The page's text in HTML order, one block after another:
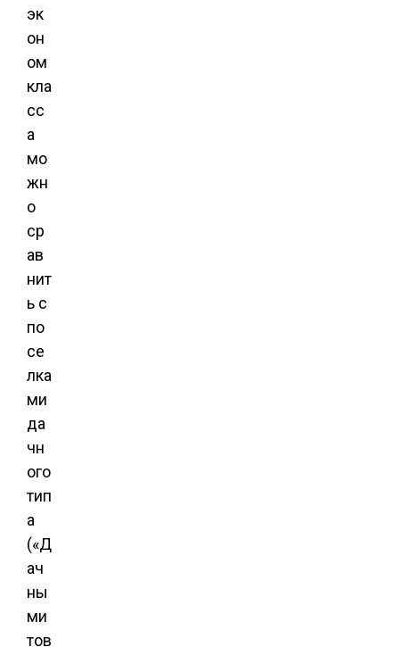
эк
он
ом
кла
сс
а
мо
жн
о
ср
ав
нит
ь с
по
се
лка
ми
да
чн
ого
тип
а
(«Д
ач
ны
ми
тов